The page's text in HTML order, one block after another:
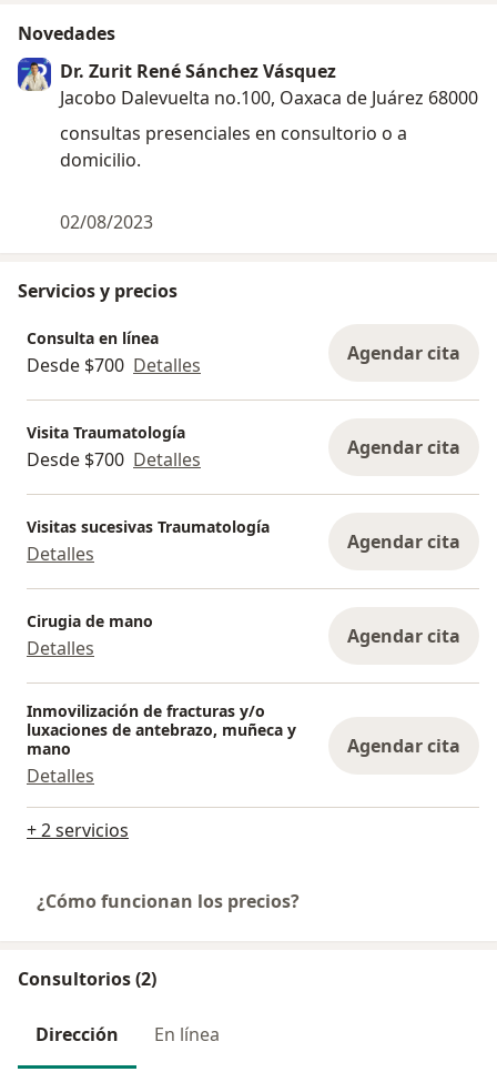
Novedades
Dr. Zurit René Sánchez Vásquez
Jacobo Dalevuelta no.100, Oaxaca de Juárez 68000
consultas presenciales en consultorio o a
domicilio.
02/08/2023
Servicios y precios
Consulta en línea
Desde $700 Detalles Agendar cita
Visita Traumatología
Desde $700 Detalles Agendar cita
Visitas sucesivas Traumatología
Detalles Agendar cita
Cirugia de mano
Detalles Agendar cita
Inmovilización de fracturas y/o
luxaciones de antebrazo, muñeca y
mano
Detalles
Agendar cita
+ 2 servicios
¿Cómo funcionan los precios?
Consultorios (2)
Dirección En línea